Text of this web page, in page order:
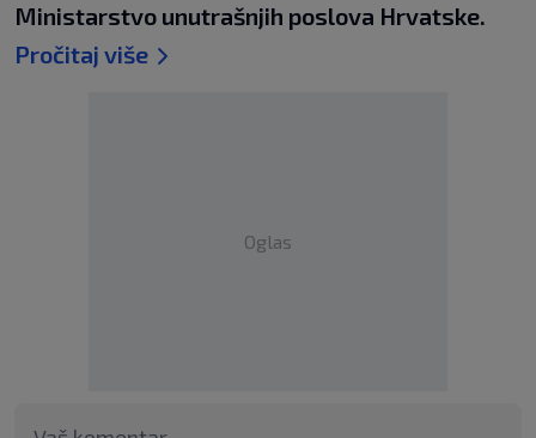
Ministarstvo unutrašnjih poslova Hrvatske.
Pročitaj više
Oglas